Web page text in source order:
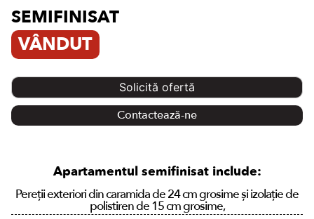
SEMIFINISAT
VÂNDUT
Solicită ofertă
Contactează-ne
Apartamentul semifinisat include:
Pereții exteriori din caramida de 24 cm grosime și izolație de
polistiren de 15 cm grosime,